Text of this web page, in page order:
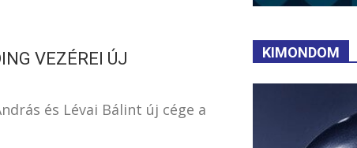
VEZÉREI ÚJ
és Lévai Bálint új cége a
KIMONDOM